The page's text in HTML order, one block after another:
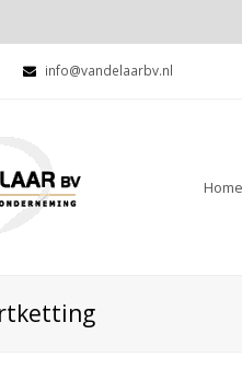
info@vandelaarbv.nl
Home